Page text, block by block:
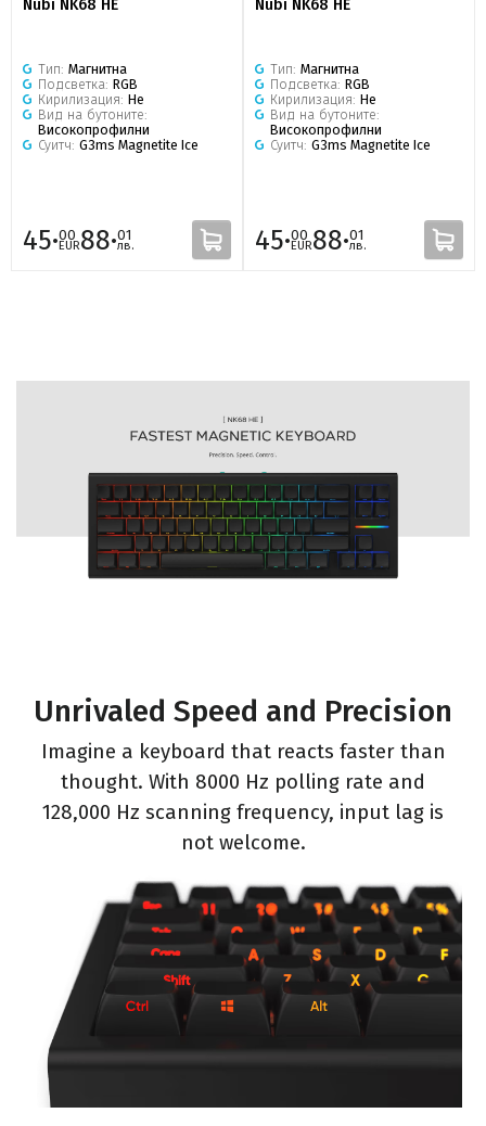
Nubi NK68 HE
Тип: Магнитна
Подсветка: RGB
Кирилизация: Не
Вид на бутоните:
Високопрофилни
Суитч: G3ms Magnetite Ice
45·00
EUR88·01
лв.
Nubi NK68 HE
Тип: Магнитна
Подсветка: RGB
Кирилизация: Не
Вид на бутоните:
Високопрофилни
Суитч: G3ms Magnetite Ice
45·00
EUR88·01
лв.
Unrivaled Speed and Precision
Imagine a keyboard that reacts faster than
thought. With 8000 Hz polling rate and
128,000 Hz scanning frequency, input lag is
not welcome.